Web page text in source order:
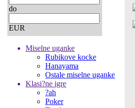
do
EUR
Miselne uganke
Rubikove kocke
Hanayama
Ostale miselne uganke
Klasi?ne igre
?ah
Poker